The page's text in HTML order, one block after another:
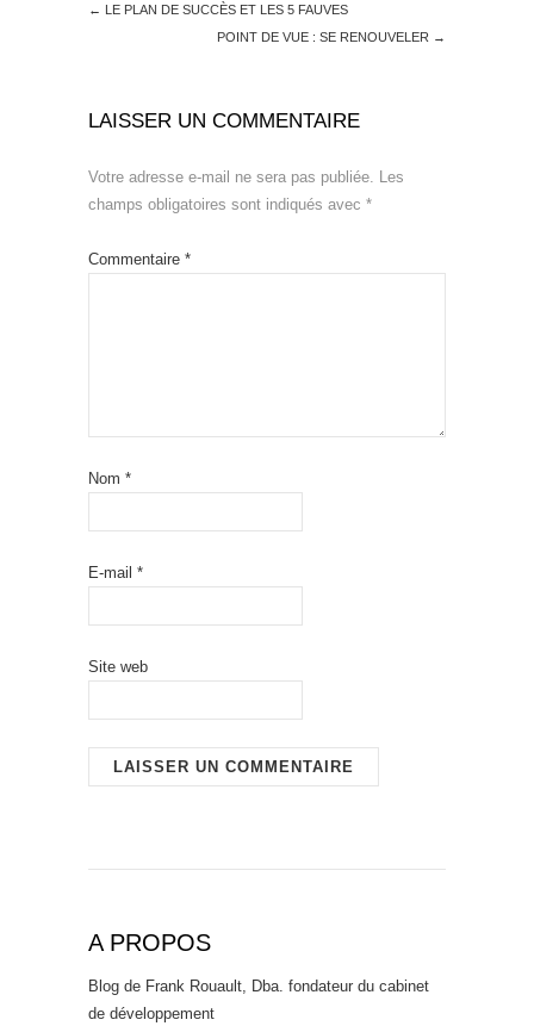
← LE PLAN DE SUCCÈS ET LES 5 FAUVES
POINT DE VUE : SE RENOUVELER →
LAISSER UN COMMENTAIRE
Votre adresse e-mail ne sera pas publiée. Les
champs obligatoires sont indiqués avec *
Commentaire *
Nom *
E-mail *
Site web
A PROPOS
Blog de Frank Rouault, Dba. fondateur du cabinet
de développement